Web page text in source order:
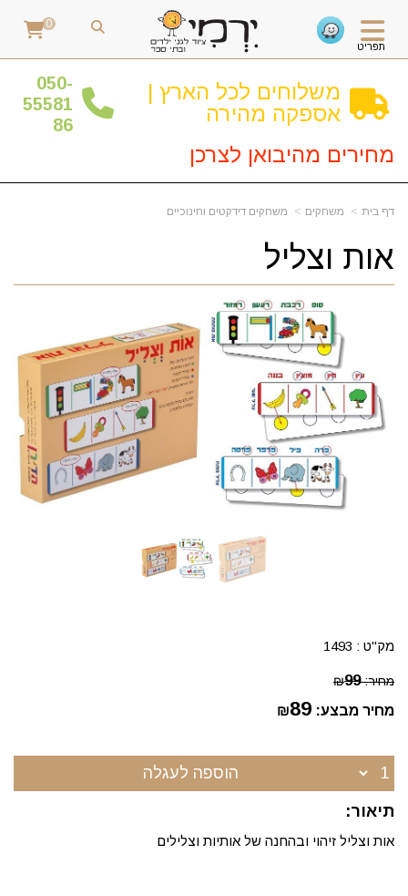
תפריט
0
משלוחים לכל הארץ |
אספקה מהירה
050-
55581
86
מחירים מהיבואן לצרכן
דף בית משחקים משחקים דידקטים וחינוכיים
אות וצליל
מק"ט : 1493
מחיר: ₪99
מחיר מבצע: ₪89
הוספה לעגלה
תיאור:
אות וצליל זיהוי ובהחנה של אותיות וצלילים